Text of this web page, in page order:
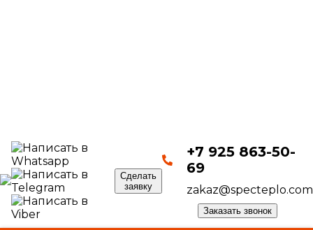
Сделать
заявку
+7 925 863-50-
69
zakaz@specteplo.com
Заказать звонок